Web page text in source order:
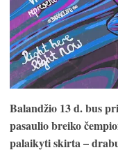
Balandžio 13 d.bus
pasaulio breiko
palaikyti skirta –